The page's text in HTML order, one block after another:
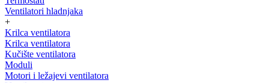
Ventilatori hladnjaka
+
Krilca ventilatora
Krilca ventilatora
Kučište ventilatora
Moduli
Motori i ležajevi ventilatora